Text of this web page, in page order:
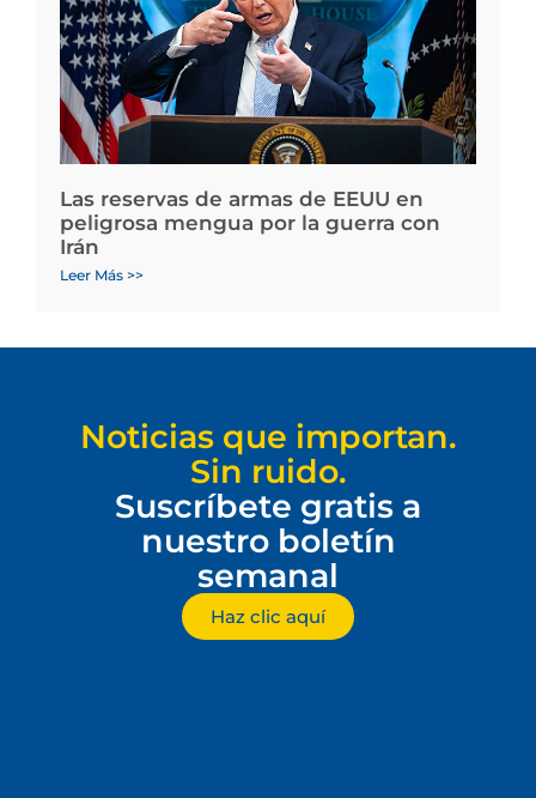
Las reservas de armas de EEUU en
peligrosa mengua por la guerra con
Irán
Leer Más >>
Noticias que importan.
Sin ruido.
Suscríbete gratis a
nuestro boletín
semanal
Haz clic aquí